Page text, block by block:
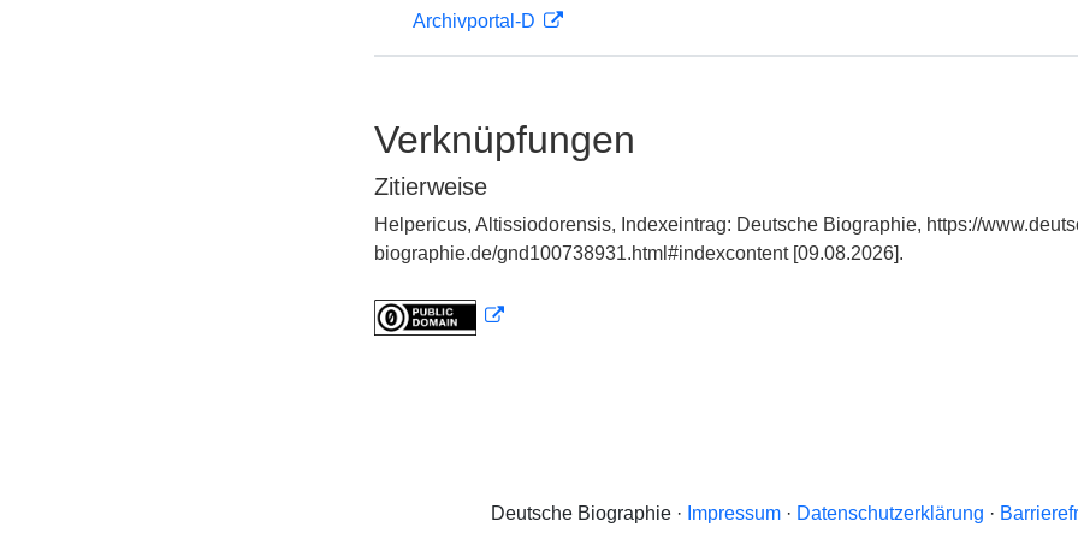
Archivportal-D
Verknüpfungen
Zitierweise
Helpericus, Altissiodorensis, Indexeintrag: Deutsche Biographie, https://
biographie.de/gnd100738931.html#indexcontent [09.08.2026].
Deutsche Biographie · Impressum · Datenschutzerklärung ·